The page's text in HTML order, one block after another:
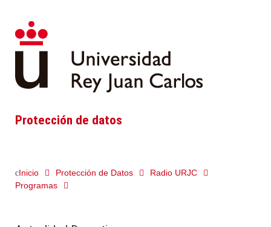
Protección de datos
Inicio Protección de Datos
Radio URJC
Programas